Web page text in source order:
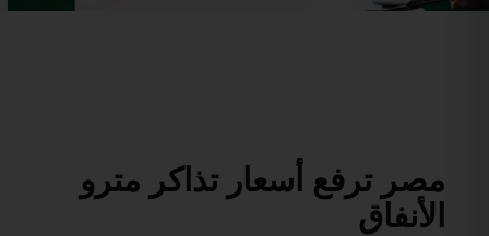
مصر ترفع أسعار تذاكر مترو
الأنفاق